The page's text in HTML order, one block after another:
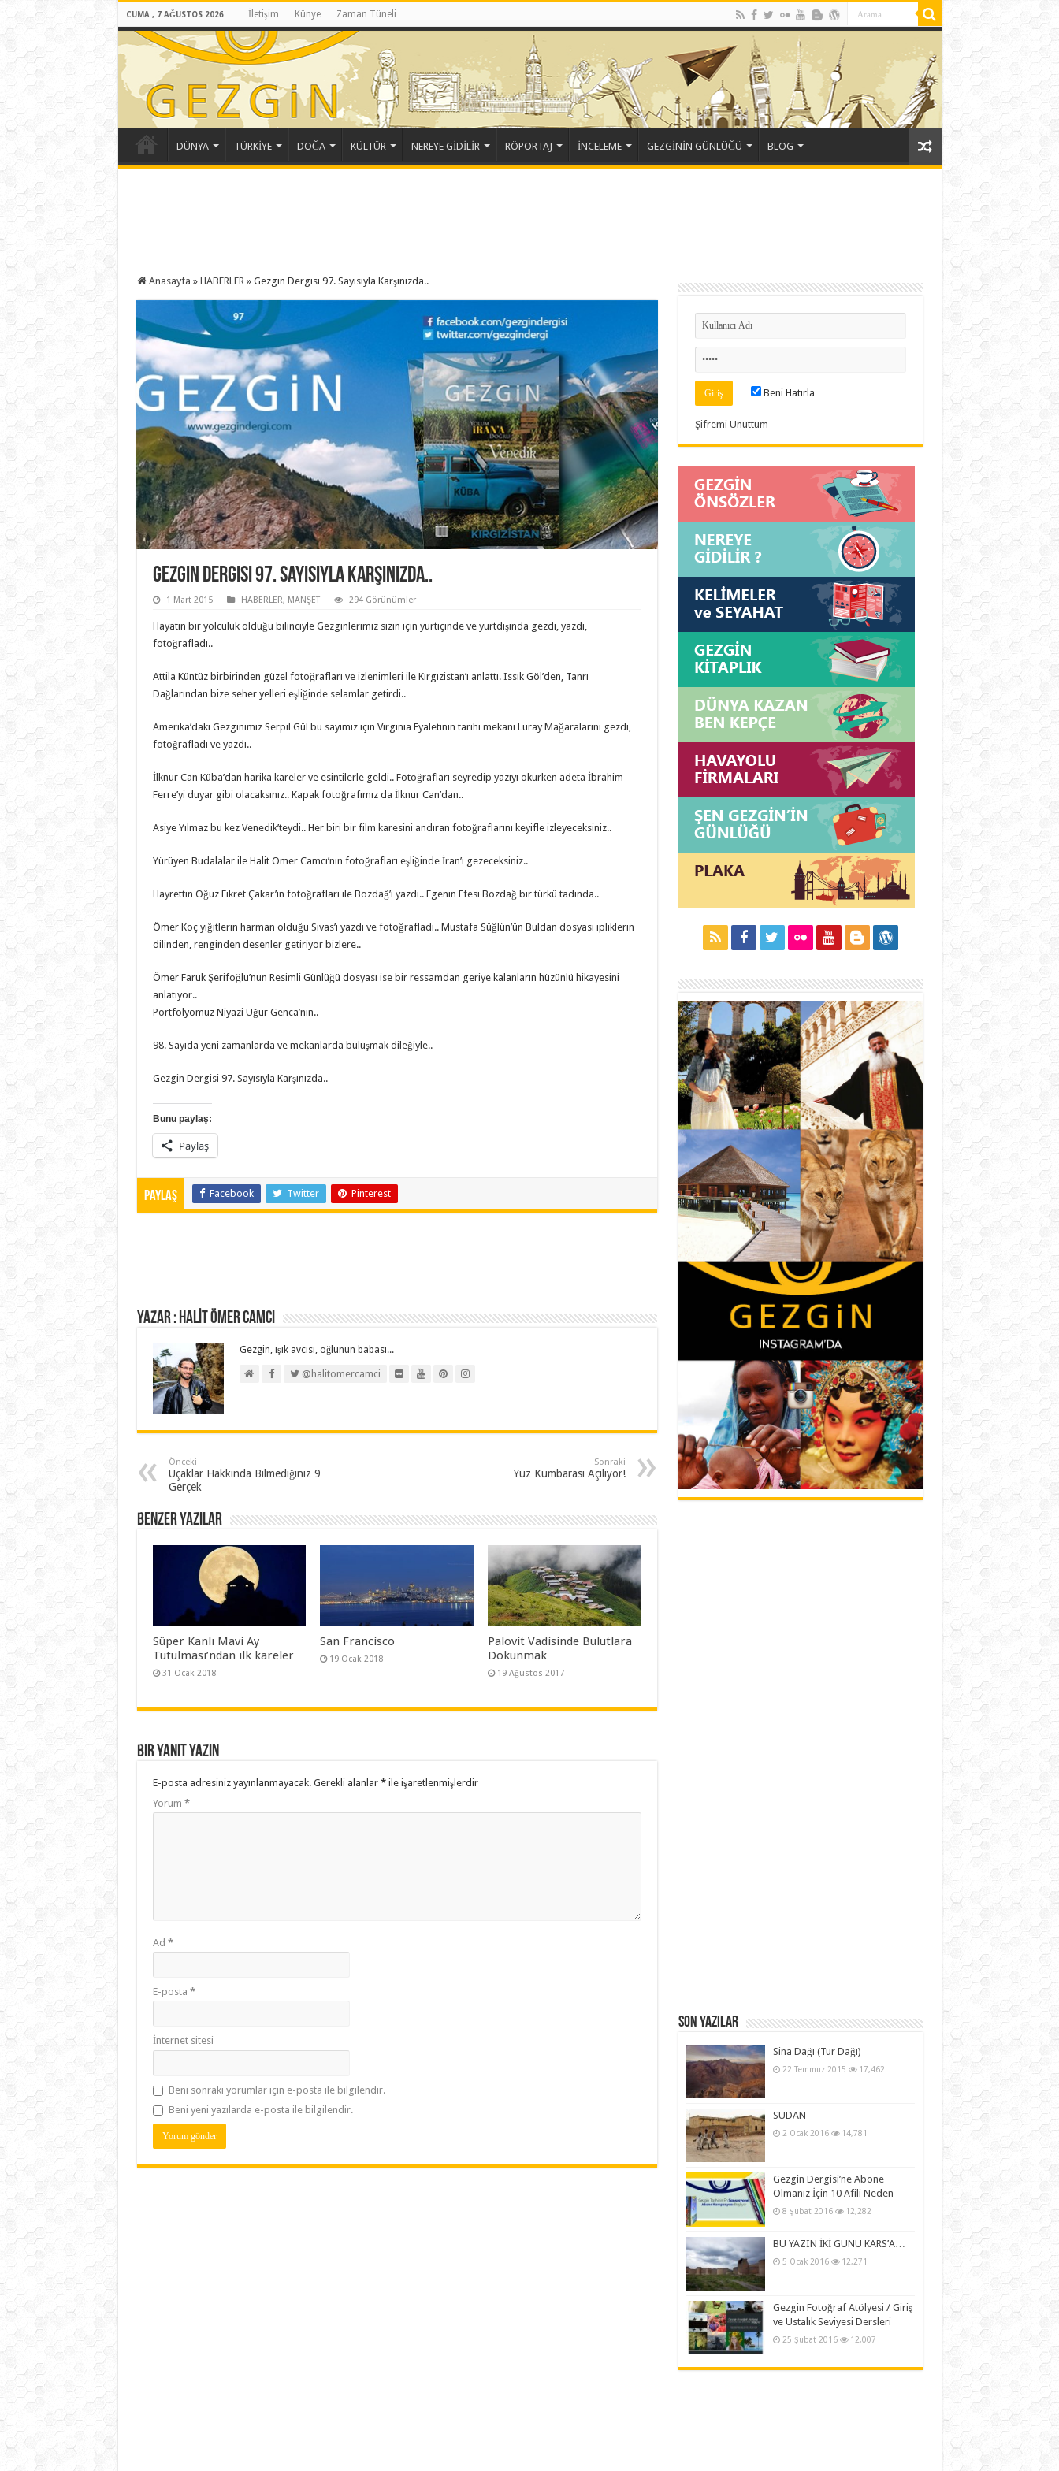
CUMA , 7 AĞUSTOS 2026 İletişim Künye Zaman Tüneli
DÜNYA TÜRKİYE DOĞA KÜLTÜR NEREYE GİDİLİR RÖPORTAJ İNCELEME GEZGİNİN GÜNLÜĞÜ BLOG
Anasayfa » HABERLER » Gezgin Dergisi 97. Sayısıyla Karşınızda..
Gezgin Dergisi 97. Sayısıyla Karşınızda..
1 Mart 2015 HABERLER, MANŞET 294 Görünümler
Hayatın bir yolculuk olduğu bilinciyle Gezginlerimiz sizin için yurtiçinde ve yurtdışında gezdi, yazdı,
fotoğrafladı..
Attila Küntüz birbirinden güzel fotoğrafları ve izlenimleri ile Kırgızistan’ı anlattı. Issık Göl’den, Tanrı
Dağlarından bize seher yelleri eşliğinde selamlar getirdi..
Amerika’daki Gezginimiz Serpil Gül bu sayımız için Virginia Eyaletinin tarihi mekanı Luray Mağaralarını gezdi,
fotoğrafladı ve yazdı..
İlknur Can Küba’dan harika kareler ve esintilerle geldi.. Fotoğrafları seyredip yazıyı okurken adeta İbrahim
Ferre’yi duyar gibi olacaksınız.. Kapak fotoğrafımız da İlknur Can’dan..
Asiye Yılmaz bu kez Venedik’teydi.. Her biri bir film karesini andıran fotoğraflarını keyifle izleyeceksiniz..
Yürüyen Budalalar ile Halit Ömer Camcı’nın fotoğrafları eşliğinde İran’ı gezeceksiniz..
Hayrettin Oğuz Fikret Çakar’ın fotoğrafları ile Bozdağ’ı yazdı.. Egenin Efesi Bozdağ bir türkü tadında..
Ömer Koç yiğitlerin harman olduğu Sivas’ı yazdı ve fotoğrafladı.. Mustafa Süğlün’ün Buldan dosyası ipliklerin
dilinden, renginden desenler getiriyor bizlere..
Ömer Faruk Şerifoğlu’nun Resimli Günlüğü dosyası ise bir ressamdan geriye kalanların hüzünlü hikayesini
anlatıyor..
Portfolyomuz Niyazi Uğur Genca’nın..
98. Sayıda yeni zamanlarda ve mekanlarda buluşmak dileğiyle..
Gezgin Dergisi 97. Sayısıyla Karşınızda..
Bunu paylaş:
Paylaş
Paylaş Facebook Twitter Pinterest
Yazar : HALİT ÖMER CAMCI
Gezgin, ışık avcısı, oğlunun babası...
@halitomercamci
Önceki
Uçaklar Hakkında Bilmediğiniz 9
Gerçek
Sonraki
Yüz Kumbarası Açılıyor!
Benzer Yazılar
Süper Kanlı Mavi Ay
Tutulması’ndan ilk kareler
31 Ocak 2018
San Francisco
19 Ocak 2018
Palovit Vadisinde Bulutlara
Dokunmak
19 Ağustos 2017
Bir yanıt yazın
E-posta adresiniz yayınlanmayacak. Gerekli alanlar *ile işaretlenmişlerdir
Yorum *
Ad *
E-posta *
İnternet sitesi
Beni sonraki yorumlar için e-posta ile bilgilendir.
Beni yeni yazılarda e-posta ile bilgilendir.
Beni Hatırla
Şifremi Unuttum
Son Yazılar
Sina Dağı (Tur Dağı)
22 Temmuz 2015 17,462
SUDAN
2 Ocak 2016 14,781
Gezgin Dergisi’ne Abone
Olmanız İçin 10 Afili Neden
8 Şubat 2016 12,282
BU YAZIN İKİ GÜNÜ KARS’A…
5 Ocak 2016 12,271
Gezgin Fotoğraf Atölyesi / Giriş
ve Ustalık Seviyesi Dersleri
25 Şubat 2016 12,007